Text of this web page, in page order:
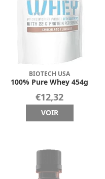
BIOTECH USA
100% Pure Whey 454g
€12,32
VOIR